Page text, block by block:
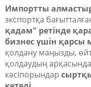
Импортты
экспортқа
қадам" ретінде
бизнес үшін қарсы
қолдану маңызды,
қолдаудың арқасында
кәсіпорындар